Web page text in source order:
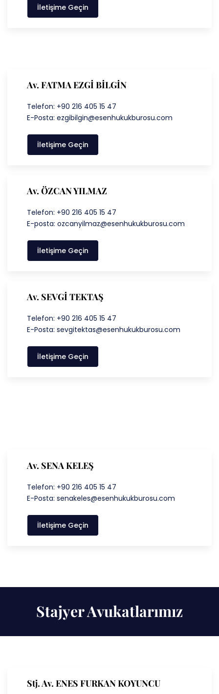
İletişime Geçin
Av. FATMA EZGİ BİLGİN
Telefon: +90 216 405 15 47
E-Posta: ezgibilgin@esenhukukburosu.com
İletişime Geçin
Av. ÖZCAN YILMAZ
Telefon: +90 216 405 15 47
E-posta: ozcanyilmaz@esenhukukburosu.com
İletişime Geçin
Av. SEVGİ TEKTAŞ
Telefon: +90 216 405 15 47
E-Posta: sevgitektas@esenhukukburosu.com
İletişime Geçin
Av. SENA KELEŞ
Telefon: +90 216 405 15 47
E-Posta: senakeles@esenhukukburosu.com
İletişime Geçin
Stajyer Avukatlarımız
Stj. Av. ENES FURKAN KOYUNCU